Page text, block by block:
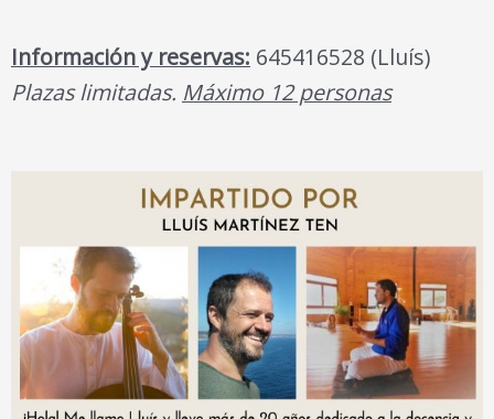
Información y reservas: 645416528 (Lluís)
Plazas limitadas. Máximo 12 personas